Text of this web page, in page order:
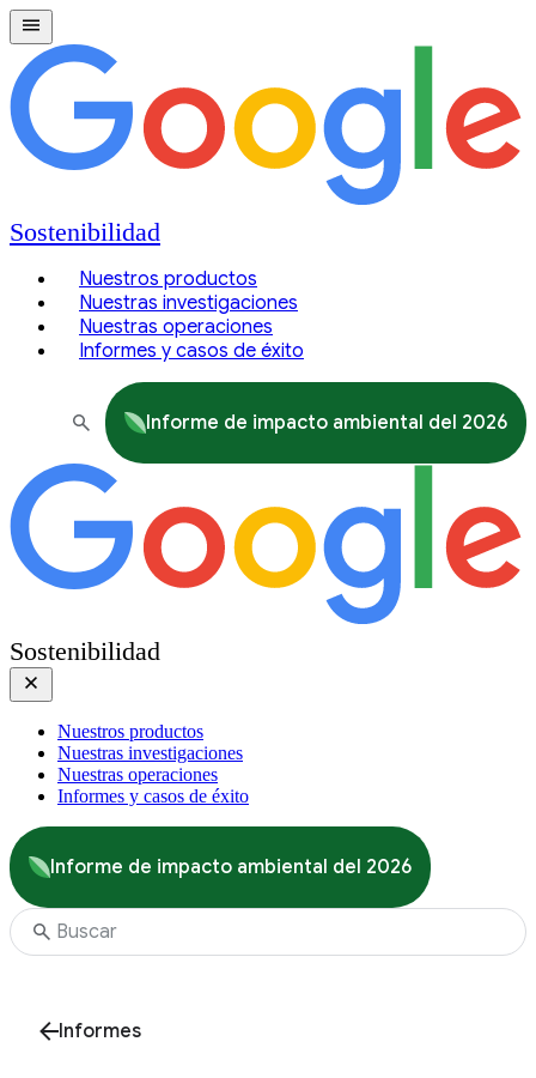
Sostenibilidad
Nuestros productos
Nuestras investigaciones
Nuestras operaciones
Informes y casos de éxito
Informe de impacto ambiental del 2026
Sostenibilidad
Nuestros productos
Nuestras investigaciones
Nuestras operaciones
Informes y casos de éxito
Informe de impacto ambiental del 2026
Informes